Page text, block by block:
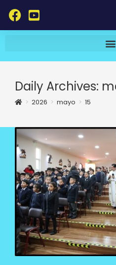
Daily Archives:
> 2026 > mayo > 15